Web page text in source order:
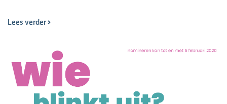
Lees verder